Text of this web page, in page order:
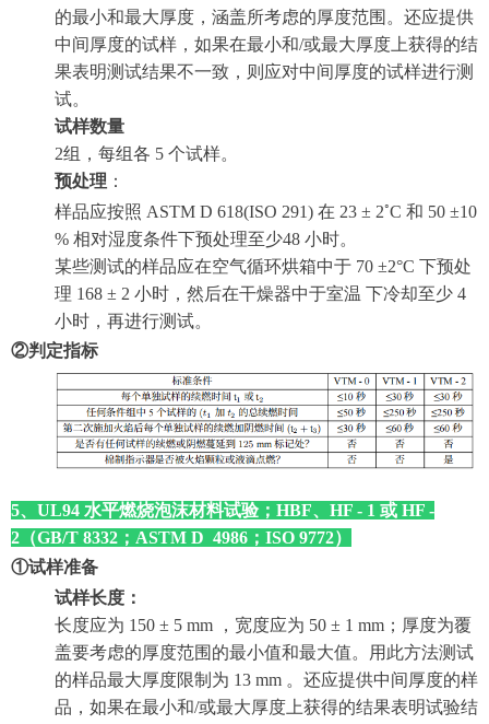
的最小和最大厚度，涵盖所考虑的厚度范围。还应提供
中间厚度的试样，如果在最小和/或最大厚度上获得的结
果表明测试结果不一致，则应对中间厚度的试样进行测
试。
试样数量
2组，每组各 5 个试样。
预处理 ：
样品应按照 ASTM D 618(ISO 291) 在 23 ± 2◦C 和 50 ±10
% 相对湿度条件下预处理至少48 小时。
某些测试的样品应在空气循环烘箱中于 70 ±2°C 下预处
理 168 ± 2 小时，然后在干燥器中于室温 下冷却至少 4
小时，再进行测试。
②判定指标
5、UL94 水平燃烧泡沫材料试验；HBF、HF - 1 或 HF -
2（GB/T 8332；ASTM D 4986；ISO 9772）
①试样准备
试样长度：
长度应为 150 ± 5 mm ，宽度应为 50 ± 1 mm；厚度为覆
盖要考虑的厚度范围的最小值和最大值。用此方法测试
的样品最大厚度限制为 13 mm 。还应提供中间厚度的样
品，如果在最小和/或最大厚度上获得的结果表明试验结